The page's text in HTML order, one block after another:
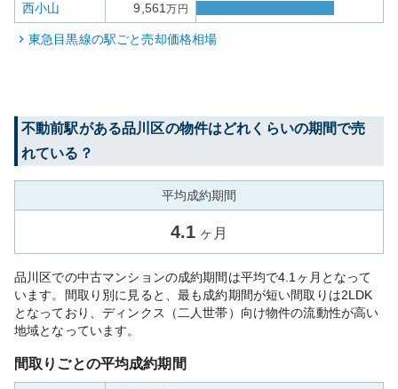
西小山 9,561万円
東急目黒線の駅ごと売却価格相場
不動前駅がある品川区の物件はどれくらいの期間で売
れている？
平均成約期間
4.1 ヶ月
品川区での中古マンションの成約期間は平均で4.1ヶ月となって
います。間取り別に見ると、最も成約期間が短い間取りは2LDK
となっており、ディンクス（二人世帯）向け物件の流動性が高い
地域となっています。
間取りごとの平均成約期間